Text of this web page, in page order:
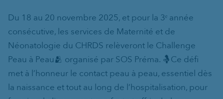
Du 18 au 20 novembre 2025, et pour la 3ᵉ année
consécutive, les services de Maternité et de
Néonatologie du CHRDS relèveront le Challenge
Peau à Peau🫂 organisé par SOS Préma. 🤱Ce défi
met à l’honneur le contact peau à peau, essentiel dès
la naissance et tout au long de l’hospitalisation, pour